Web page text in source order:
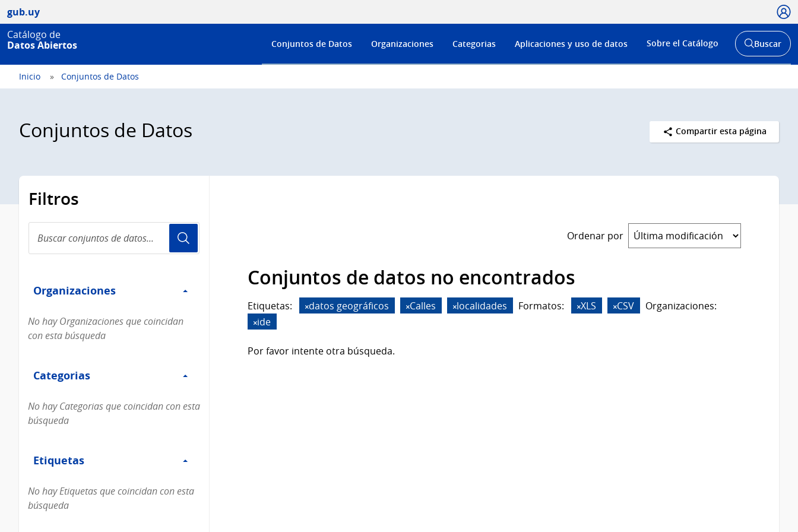
gub.uy
Catálogo de
Datos Abiertos
Menú
de
Conjuntos de Datos Organizaciones Categorias Aplicaciones y uso de datos Sobre el Catálogo
Abrir
buscador
Buscar
Inicio Conjuntos de Datos
Conjuntos de Datos Compartir esta página
Filtros
conjuntos
de
Organizaciones
Organizaciones
No hay Organizaciones que coincidan
con esta búsqueda
Categorias
Categorias
No hay Categorias que coincidan con esta
búsqueda
Etiquetas
Etiquetas
No hay Etiquetas que coincidan con esta
búsqueda
Ordenar por
Conjuntos de datos no encontrados
Etiquetas: datos geográficos Calles localidades Formatos: XLS CSV
Organizaciones:
ide
Por favor intente otra búsqueda.